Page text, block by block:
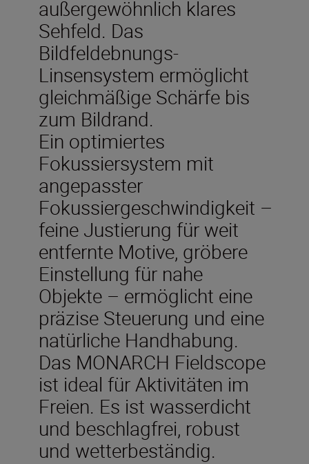
außergewöhnlich klares
Sehfeld. Das
Bildfeldebnungs-
Linsensystem ermöglicht
gleichmäßige Schärfe bis
zum Bildrand.
Ein optimiertes
Fokussiersystem mit
angepasster
Fokussiergeschwindigkeit –
feine Justierung für weit
entfernte Motive, gröbere
Einstellung für nahe
Objekte – ermöglicht eine
präzise Steuerung und eine
natürliche Handhabung.
Das MONARCH Fieldscope
ist ideal für Aktivitäten im
Freien. Es ist wasserdicht
und beschlagfrei, robust
und wetterbeständig.